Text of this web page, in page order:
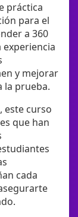
práctica
para el
a 360
y mejorar
la prueba.
este curso
que han
cada